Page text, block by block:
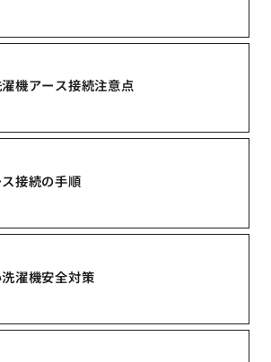
機アース接続注意点
接続の手順
濯機安全対策